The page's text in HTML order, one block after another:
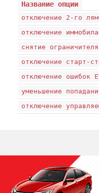
Название опции
отключение 2-го
отключение
снятие
отключение старт-
отключение ошибок
уменьшение
отключение